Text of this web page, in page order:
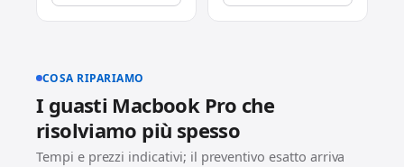
COSA RIPARIAMO
I guasti Macbook Pro che
risolviamo più spesso
Tempi e prezzi indicativi; il preventivo esatto arriva